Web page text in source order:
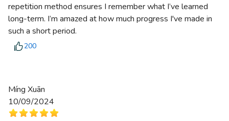
repetition method ensures I remember what I’ve learned
long-term. I’m amazed at how much progress I've made in
such a short period.
200
Míng Xuān
10/09/2024